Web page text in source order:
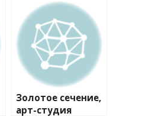
Золотое сечение,
арт-студия